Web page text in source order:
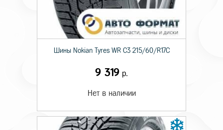
Шины Nokian Tyres WR C3 215/60/R17C
9 319 р.
Нет в наличии